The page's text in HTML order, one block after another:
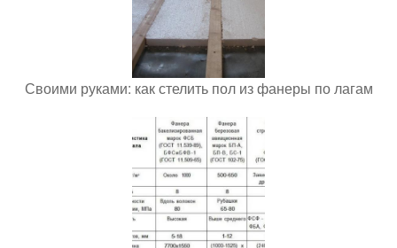
Своими руками: как стелить пол из фанеры по лагам